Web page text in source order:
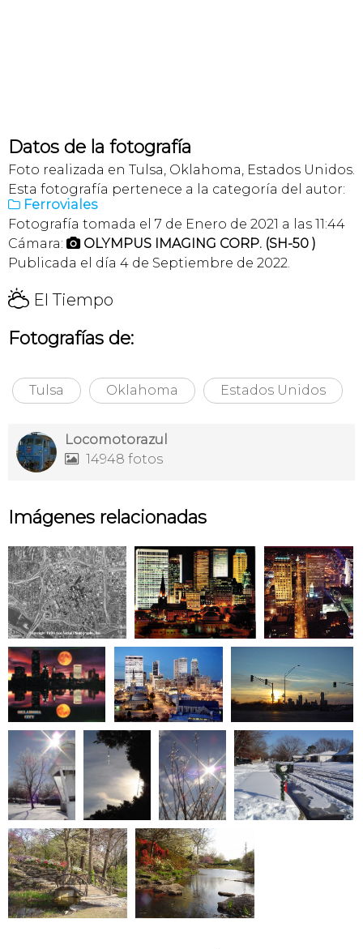
Datos de la fotografía
Foto realizada en Tulsa, Oklahoma, Estados Unidos.
Esta fotografía pertenece a la categoría del autor:
 Ferroviales
Fotografía tomada el 7 de Enero de 2021 a las 11:44
Cámara:  OLYMPUS IMAGING CORP. (SH-50 )
Publicada el día 4 de Septiembre de 2022.
H El Tiempo
Fotografías de:
Tulsa Oklahoma Estados Unidos
Locomotorazul
 14948 fotos
Imágenes relacionadas